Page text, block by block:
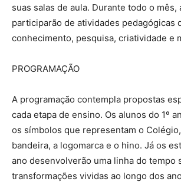
suas salas de aula. Durante todo o mês,
participarão de atividades pedagógicas
conhecimento, pesquisa, criatividade e
PROGRAMAÇÃO
A programação contempla propostas
cada etapa de ensino. Os alunos do 1º
os símbolos que representam o
bandeira, a logomarca e o hino. Já os
ano desenvolverão uma linha do tempo
transformações vividas ao longo dos